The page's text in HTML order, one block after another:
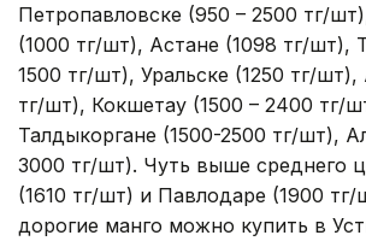
Петропавловске (950 – 2500 тг/
(1000 тг/шт), Астане (1098 тг/шт),
1500 тг/шт), Уральске (1250 тг/шт),
тг/шт), Кокшетау (1500 – 2400 тг/
Талдыкоргане (1500-2500 тг/шт),
3000 тг/шт). Чуть выше среднего
(1610 тг/шт) и Павлодаре (1900
дорогие манго можно купить в